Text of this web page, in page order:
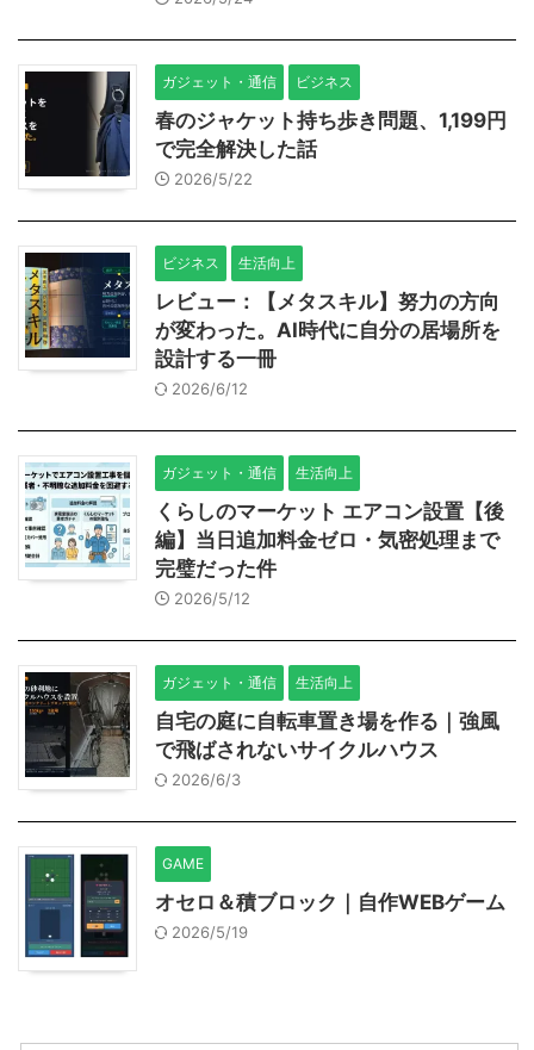
ガジェット・通信 ビジネス
春のジャケット持ち歩き問題、1,199円
で完全解決した話
2026/5/22
ビジネス 生活向上
レビュー：【メタスキル】努力の方向
が変わった。AI時代に自分の居場所を
設計する一冊
2026/6/12
ガジェット・通信 生活向上
くらしのマーケット エアコン設置【後
編】当日追加料金ゼロ・気密処理まで
完璧だった件
2026/5/12
ガジェット・通信 生活向上
自宅の庭に自転車置き場を作る｜強風
で飛ばされないサイクルハウス
2026/6/3
GAME
オセロ＆積ブロック｜自作WEBゲーム
2026/5/19